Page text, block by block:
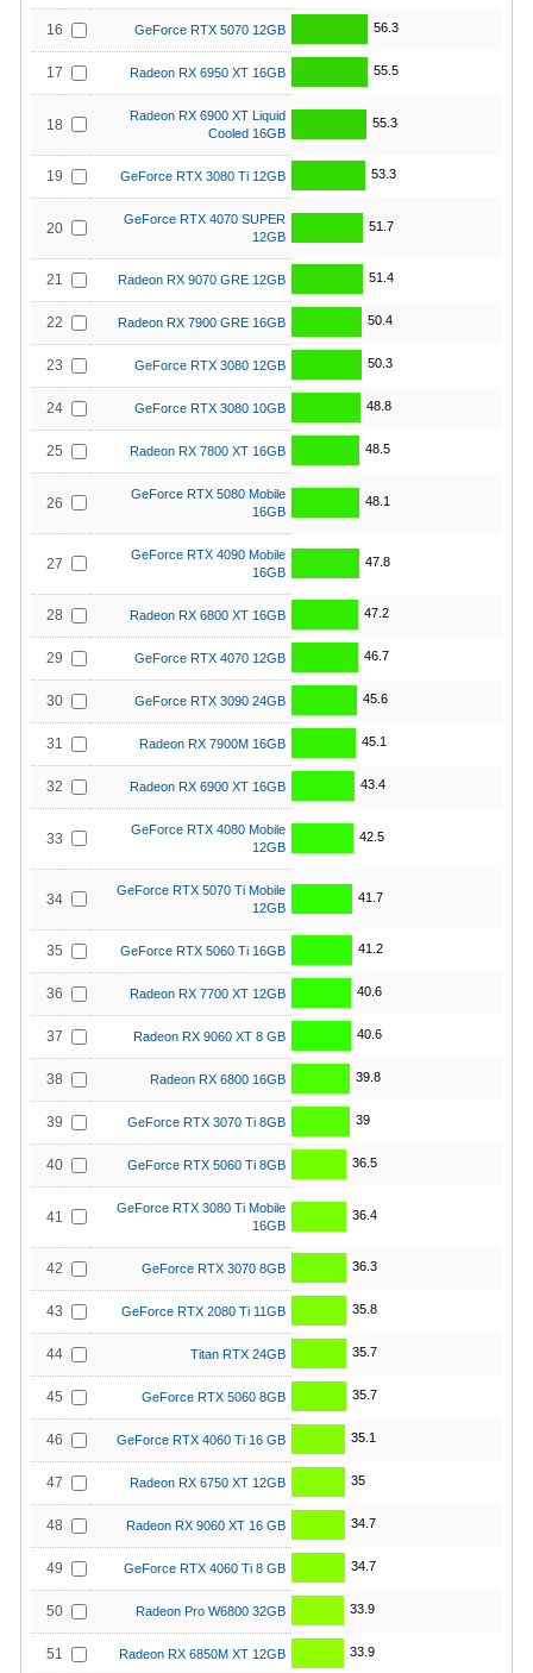
16 GeForce RTX 5070 12GB 56.3
17 Radeon RX 6950 XT 16GB 55.5
18
Radeon RX 6900 XT Liquid
Cooled 16GB
55.3
19 GeForce RTX 3080 Ti 12GB 53.3
20
GeForce RTX 4070 SUPER
12GB
51.7
21 Radeon RX 9070 GRE 12GB 51.4
22 Radeon RX 7900 GRE 16GB 50.4
23 GeForce RTX 3080 12GB 50.3
24 GeForce RTX 3080 10GB 48.8
25 Radeon RX 7800 XT 16GB 48.5
26
GeForce RTX 5080 Mobile
16GB
48.1
27
GeForce RTX 4090 Mobile
16GB
47.8
28 Radeon RX 6800 XT 16GB 47.2
29 GeForce RTX 4070 12GB 46.7
30 GeForce RTX 3090 24GB 45.6
31 Radeon RX 7900M 16GB 45.1
32 Radeon RX 6900 XT 16GB 43.4
33
GeForce RTX 4080 Mobile
12GB
42.5
34
GeForce RTX 5070 Ti Mobile
12GB
41.7
35 GeForce RTX 5060 Ti 16GB 41.2
36 Radeon RX 7700 XT 12GB 40.6
37 Radeon RX 9060 XT 8 GB 40.6
38 Radeon RX 6800 16GB 39.8
39 GeForce RTX 3070 Ti 8GB 39
40 GeForce RTX 5060 Ti 8GB 36.5
41
GeForce RTX 3080 Ti Mobile
16GB
36.4
42 GeForce RTX 3070 8GB 36.3
43 GeForce RTX 2080 Ti 11GB 35.8
44 Titan RTX 24GB 35.7
45 GeForce RTX 5060 8GB 35.7
46 GeForce RTX 4060 Ti 16 GB 35.1
47 Radeon RX 6750 XT 12GB 35
48 Radeon RX 9060 XT 16 GB 34.7
49 GeForce RTX 4060 Ti 8 GB 34.7
50 Radeon Pro W6800 32GB 33.9
51 Radeon RX 6850M XT 12GB 33.9